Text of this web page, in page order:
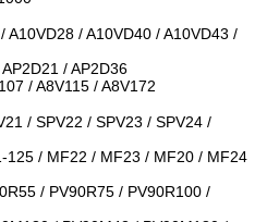
A10VD28 / A10VD40 / A10VD43 /
/ AP2D36
/ A8V115 / A8V172
/ SPV22 / SPV23 / SPV24 /
125 / MF22 / MF23 / MF20 / MF24
/ PV90R75 / PV90R100 /